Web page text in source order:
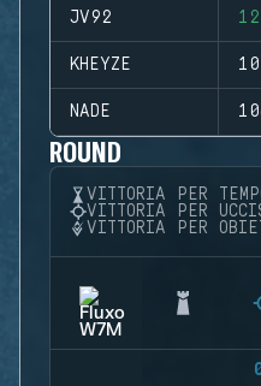
JV92
KHEYZE
NADE
ROUND
VITTORIA PER
VITTORIA PER
VITTORIA PER